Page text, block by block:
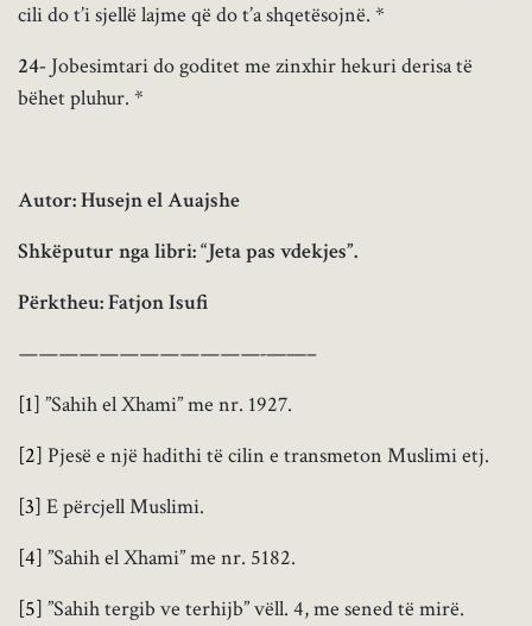
cili do t’i sjellë lajme që do t’a shqetësojnë. *
24- Jobesimtari do goditet me zinxhir hekuri derisa të
bëhet pluhur. *
Autor: Husejn el Auajshe
Shkëputur nga libri: “Jeta pas vdekjes”.
Përktheu: Fatjon Isufi
————————————-——–
[1] ”Sahih el Xhami” me nr. 1927.
[2] Pjesë e një hadithi të cilin e transmeton Muslimi etj.
[3] E përcjell Muslimi.
[4] ”Sahih el Xhami” me nr. 5182.
[5] ”Sahih tergib ve terhijb” vëll. 4, me sened të mirë.